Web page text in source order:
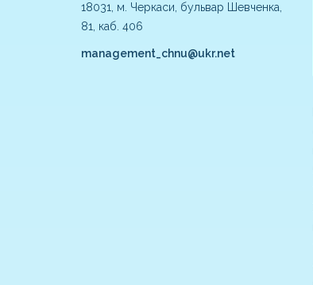
18031, м. Черкаси, бульвар Шевченка,
81, каб. 406
management_chnu@ukr.net